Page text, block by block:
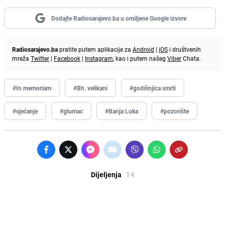
Dodajte Radiosarajevo.ba u omiljene Google izvore
Radiosarajevo.bapratite putem aplikacije za Android | iOS i društvenih
mreža Twitter | Facebook | Instagram, kao i putem našeg ViberChata.
#In memoriam #Bh. velikani #godišnjica smrti
#sjećanje #glumac #Banja Luka #pozorište
Dijeljenja 14